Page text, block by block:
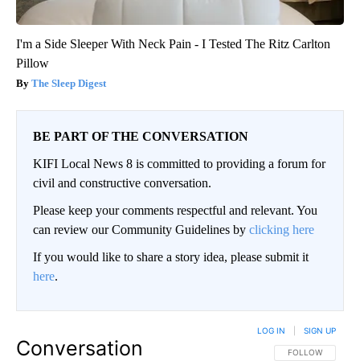
I'm a Side Sleeper With Neck Pain - I Tested The Ritz Carlton
Pillow
The Sleep Digest
BE PART OF THE CONVERSATION
KIFI Local News 8 is committed to providing a forum for
civil and constructive conversation.
Please keep your comments respectful and relevant. You
can review our Community Guidelines by clicking here
If you would like to share a story idea, please submit it
here.
Conversation FOLLOW THIS
FOLLOW
LOG IN SIGN UP